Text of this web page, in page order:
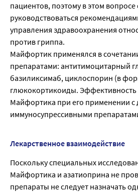
пациентов, поэтому в этом вопросе
руководствоваться
управления здравоохранения
против гриппа.
Майфортик применялся в
препаратами: антитимоцитарный
базиликсимаб, циклоспорин (в
глюкокортикоиды. Эффективность
Майфортика при его применении с
иммуносупрессивными
Лекарственное взаимодействие
Поскольку специальных
Майфортика и азатиоприна не
препараты не следует назначать